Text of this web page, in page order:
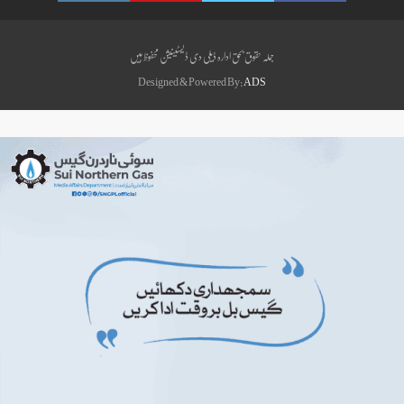
جملہ حقوق بحق ادارہ ڈیلی دی ڈیسٹینیشن محفوظ ہیں
Designed & Powered By: ADS